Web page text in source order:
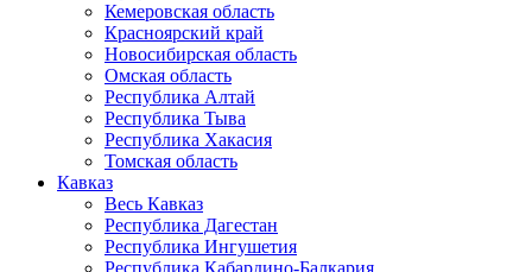
Кемеровская область
Красноярский край
Новосибирская область
Омская область
Республика Алтай
Республика Тыва
Республика Хакасия
Томская область
Кавказ
Весь Кавказ
Республика Дагестан
Республика Ингушетия
Республика Кабардино-Балкария